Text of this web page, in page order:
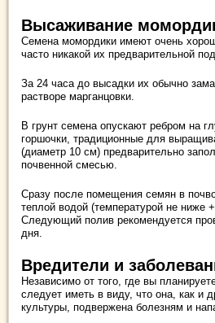
Высаживание
Семена момордики имеют очень
часто никакой их предварительной
За 24 часа до высадки их обычно
растворе марганцовки.
В грунт семена опускают ребром на
горшочки, традиционные для
(диаметр 10 см) предварительно
почвенной смесью.
Сразу после помещения семян в
теплой водой (температурой не ниже
Следующий полив рекомендуется
дня.
Вредители и
Независимо от того, где вы
следует иметь в виду, что она, как и
культуры, подвержена болезням и